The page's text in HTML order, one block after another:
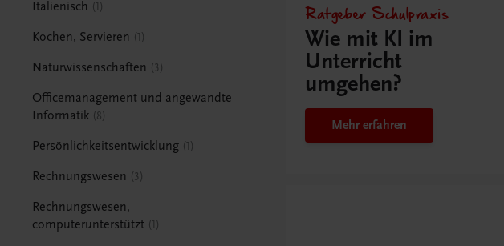
Italienisch 1
Kochen, Servieren 1
Naturwissenschaften 3
Officemanagement und angewandte
Informatik 8
Persönlichkeitsentwicklung 1
Rechnungswesen 3
Rechnungswesen,
computerunterstützt 1
Ratgeber Schulpraxis
Wie mit KI im
Unterricht
umgehen?
Mehr erfahren